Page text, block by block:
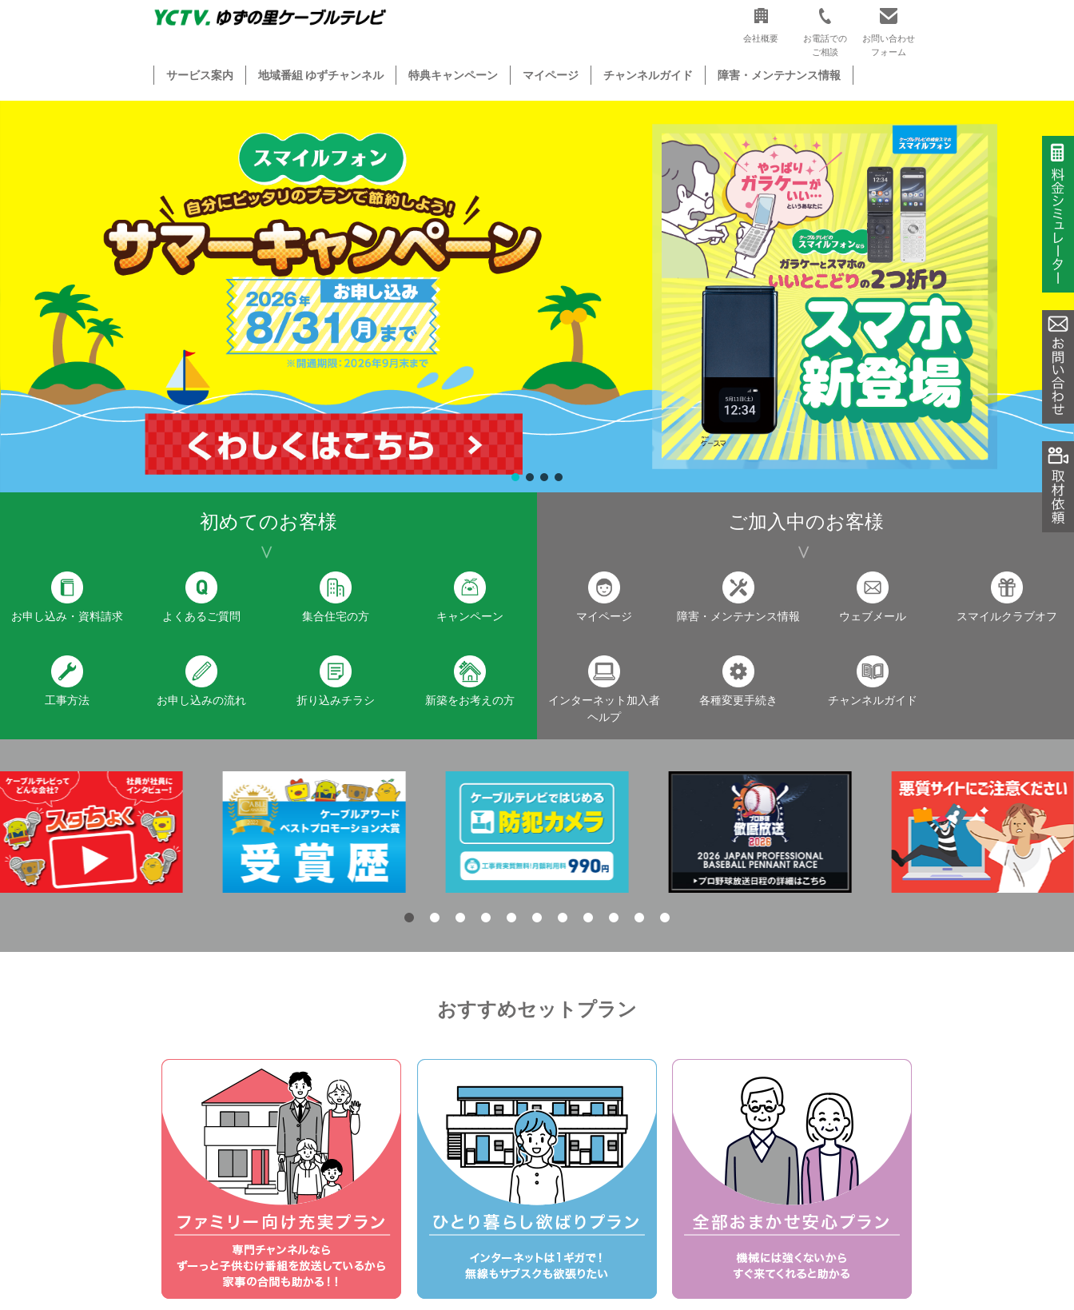
会社概要
お電話での
ご相談
お問い合わせ
フォーム
サービス案内 地域番組 ゆずチャンネル 特典キャンペーン マイページ チャンネルガイド 障害・メンテナンス情報
初めてのお客様
お申し込み・資料請求 よくあるご質問 集合住宅の方 キャンペーン
工事方法 お申し込みの流れ 折り込みチラシ 新築をお考えの方
ご加入中のお客様
マイページ 障害・メンテナンス情報 ウェブメール スマイルクラブオフ
インターネット加入者
ヘルプ
各種変更手続き チャンネルガイド
おすすめセットプラン